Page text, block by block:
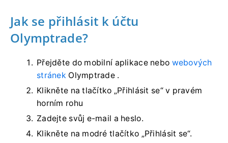
Jak se přihlásit k účtu
Olymptrade?
Přejděte do mobilní aplikace nebo webových
stránek Olymptrade .
Klikněte na tlačítko „Přihlásit se“ v pravém
horním rohu
Zadejte svůj e-mail a heslo.
Klikněte na modré tlačítko „Přihlásit se“.